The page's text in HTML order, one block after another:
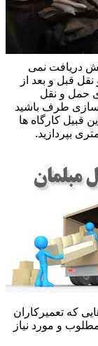
دریافت نمی
قبل و بعد از
حمل و نقل
سازی طرف باشید
قبیل کارگاه ها
بپردازید.
که تعمیرکاران
و مورد نیاز